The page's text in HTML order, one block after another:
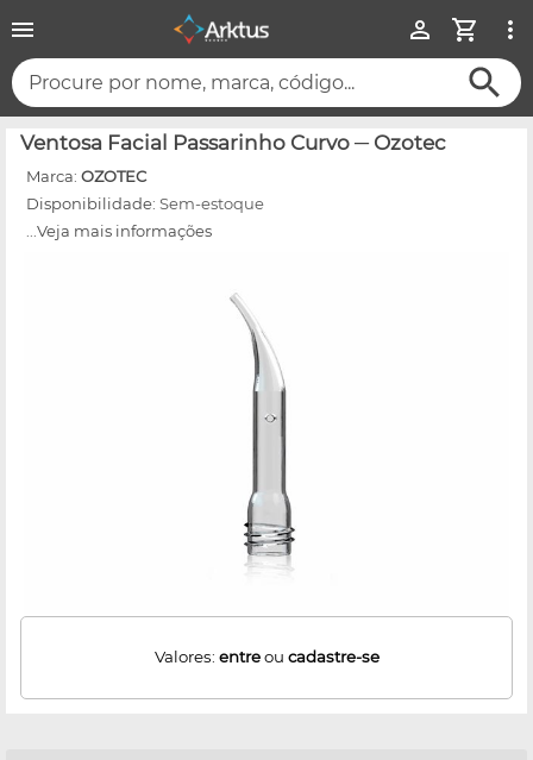
Procure por nome, marca, código...
Ventosa Facial Passarinho Curvo ─ Ozotec
Marca: OZOTEC
Disponibilidade: Sem-estoque
...Veja mais informações
Valores: entreou cadastre-se